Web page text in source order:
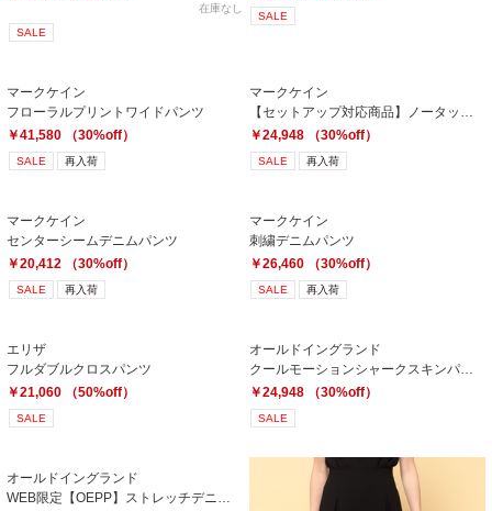
在庫なし
SALE
SALE
マークケイン
フローラルプリントワイドパンツ
￥41,580 （30%off）
SALE 再入荷
マークケイン
￥24,948 （30%off）
SALE 再入荷
マークケイン
センターシームデニムパンツ
￥20,412 （30%off）
SALE 再入荷
マークケイン
刺繍デニムパンツ
￥26,460 （30%off）
SALE 再入荷
エリザ
フルダブルクロスパンツ
￥21,060 （50%off）
SALE
オールドイングランド
クールモーションシャークスキンパンツ
￥24,948 （30%off）
SALE
オールドイングランド